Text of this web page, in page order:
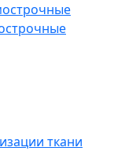
ткани